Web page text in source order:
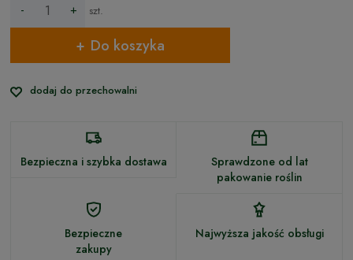
- + szt.
Do koszyka
dodaj do przechowalni
Bezpieczna i szybka dostawa
Sprawdzone od lat
pakowanie roślin
Bezpieczne
zakupy
Najwyższa jakość obsługi